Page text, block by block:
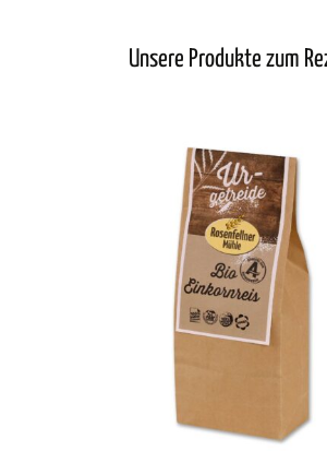
Unsere Produkte zum